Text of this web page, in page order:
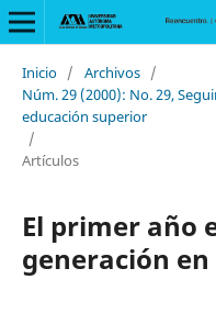
Inicio / Archivos /
Núm. 29 (2000): No. 29,
educación superior
/
Artículos
El primer año
generación